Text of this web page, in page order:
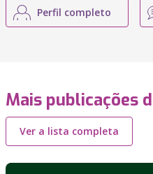
Perfil completo
Mais publicações
Ver a lista completa